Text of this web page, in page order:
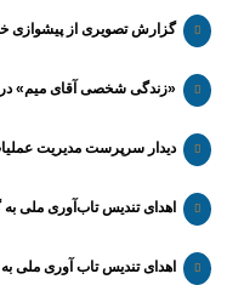
گزارش تصویری از پیشوازی
«زندگی شخصی آقای میم»
دیدار سرپرست مدیریت
اهدای تندیس تاب‌آوری ملی
اهدای تندیس تاب آوری ملی